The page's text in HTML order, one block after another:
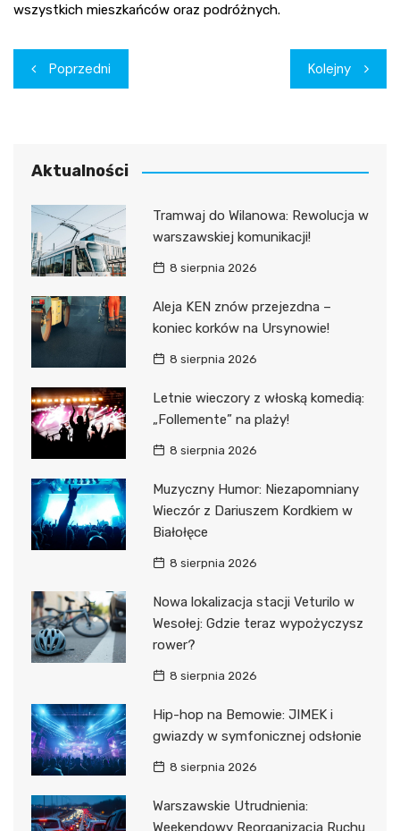
wszystkich mieszkańców oraz podróżnych.
Nawigacja
wpisu
Poprzedni Kolejny
Aktualności
Tramwaj do Wilanowa: Rewolucja w
warszawskiej komunikacji!
8 sierpnia 2026
Aleja KEN znów przejezdna –
koniec korków na Ursynowie!
8 sierpnia 2026
Letnie wieczory z włoską komedią:
„Follemente” na plaży!
8 sierpnia 2026
Muzyczny Humor: Niezapomniany
Wieczór z Dariuszem Kordkiem w
Białołęce
8 sierpnia 2026
Nowa lokalizacja stacji Veturilo w
Wesołej: Gdzie teraz wypożyczysz
rower?
8 sierpnia 2026
Hip-hop na Bemowie: JIMEK i
gwiazdy w symfonicznej odsłonie
8 sierpnia 2026
Warszawskie Utrudnienia: